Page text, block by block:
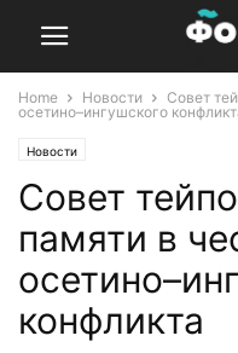
Home Новости
Совет
осетино–ингушского
Новости
Совет
памяти в
конфликта